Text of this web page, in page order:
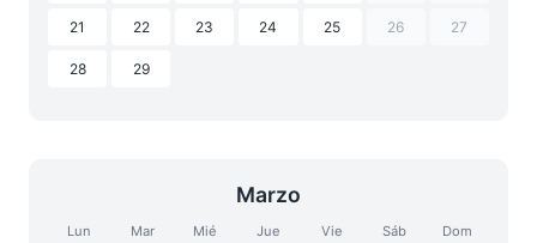
21 22 23 24 25 26 27
28 29
Marzo
Lun Mar Mié Jue Vie Sáb Dom